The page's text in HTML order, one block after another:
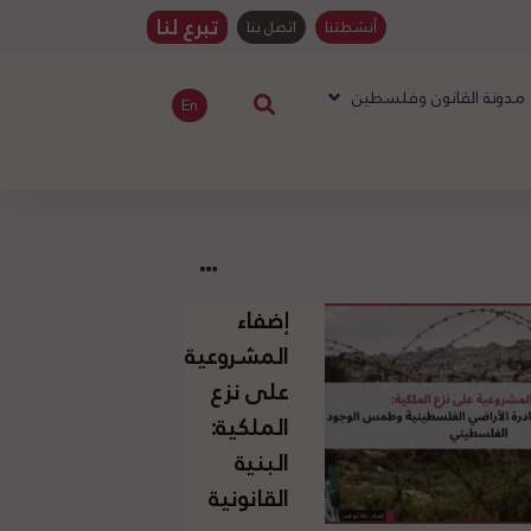
أنشطتنا اتصل بنا تبرع لنا
مدونة القانون وفلسطين En
إضفاء
المشروعية
على نزع
الملكية:
البنية
القانونية